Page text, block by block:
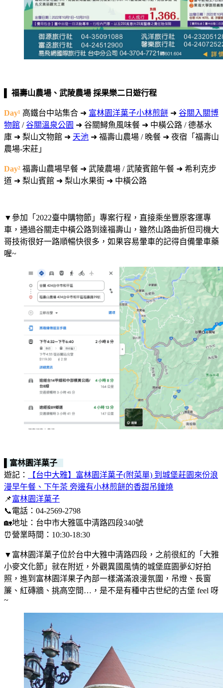
▌ 福壽山農場、武陵農場 採果樂二日遊行程
Day¹ 高鐵台中站集合 ➜ 富林園洋菓子小林煎餅 ➜ 谷關入關博
物館 /谷關溫泉公園 ➜ 谷關鱘魚風味餐 ➜ 中橫公路 / 德基水
庫 ➜ 梨山文物館 ➜ 天池 ➜ 福壽山農場 / 晚餐 ➜ 夜宿「福壽山
農場-宋莊」⁣
Day² 福壽山農場早餐 ➜ 武陵農場 / 武陵賓館午餐 ➜ 希利克步
道 ➜ 梨山賓館 ➜ 梨山水果街 ➜ 中橫公路
▼參加「2022臺中購物節」專案行程，直接乘坐豐原客運專
車，通過谷關走中橫公路到達福壽山，雖然山路曲折但司機大
哥技術很好一路順暢快很多，如果容易暈車的記得自備暈車藥
喔~
▌富林園洋菓子
遊記：
【台中大雅】富林園洋菓子(附菜單) 到城堡莊園來份浪
漫早午餐、下午茶 旁邊有小林煎餅的香甜吊鐘燒
📌富林園洋菓子
📞電話：04-2569-2798
🏡地址：台中市大雅區中清路四段340號
⏰營業時間：10:30-18:30
▼富林園洋菓子位於台中大雅中清路四段，之前很紅的「大雅
小麥文化節」就在附近，外觀異國風情的城堡庭園夢幻好拍
照，進到富林園洋果子內部一樣滿滿浪漫氛圍，吊燈、長窗
簾、紅磚牆、挑高空間…，是不是有種中古世紀的古堡 feel 呀
~